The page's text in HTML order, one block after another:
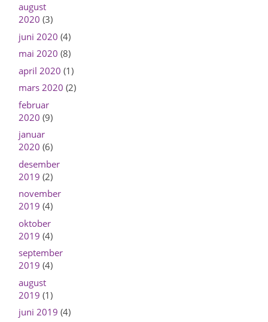
august
2020 (3)
juni 2020 (4)
mai 2020 (8)
april 2020 (1)
mars 2020 (2)
februar
2020 (9)
januar
2020 (6)
desember
2019 (2)
november
2019 (4)
oktober
2019 (4)
september
2019 (4)
august
2019 (1)
juni 2019 (4)